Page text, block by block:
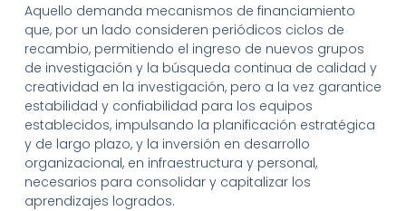
Aquello demanda mecanismos de financiamiento
que, por un lado consideren periódicos ciclos de
recambio, permitiendo el ingreso de nuevos grupos
de investigación y la búsqueda continua de calidad y
creatividad en la investigación, pero a la vez garantice
estabilidad y confiabilidad para los equipos
establecidos, impulsando la planificación estratégica
y de largo plazo, y la inversión en desarrollo
organizacional, en infraestructura y personal,
necesarios para consolidar y capitalizar los
aprendizajes logrados.